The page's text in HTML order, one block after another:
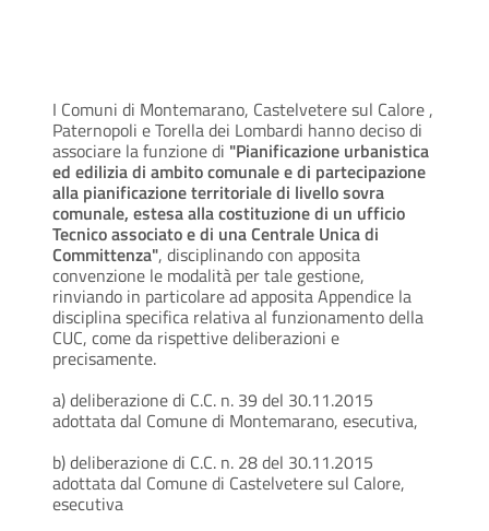
I Comuni di Montemarano, Castelvetere sul Calore ,
Paternopoli e Torella dei Lombardi hanno deciso di
associare la funzione di "Pianificazione urbanistica
ed edilizia di ambito comunale e di partecipazione
alla pianificazione territoriale di livello sovra
comunale, estesa alla costituzione di un ufficio
Tecnico associato e di una Centrale Unica di
Committenza", disciplinando con apposita
convenzione le modalità per tale gestione,
rinviando in particolare ad apposita Appendice la
disciplina specifica relativa al funzionamento della
CUC, come da rispettive deliberazioni e
precisamente.
a) deliberazione di C.C. n. 39 del 30.11.2015
adottata dal Comune di Montemarano, esecutiva,
b) deliberazione di C.C. n. 28 del 30.11.2015
adottata dal Comune di Castelvetere sul Calore,
esecutiva